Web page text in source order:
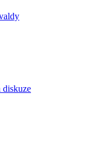
diskuze